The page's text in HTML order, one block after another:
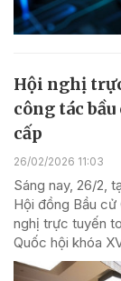
Hội nghị
công tác
cấp
26/02/2026 11:03
Sáng nay, 26/2,
Hội đồng Bầu cử
nghị trực tuyến
Quốc hội khóa